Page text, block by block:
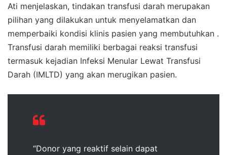
Ati menjelaskan, tindakan transfusi darah merupakan
pilihan yang dilakukan untuk menyelamatkan dan
memperbaiki kondisi klinis pasien yang membutuhkan .
Transfusi darah memiliki berbagai reaksi transfusi
termasuk kejadian Infeksi Menular Lewat Transfusi
Darah (IMLTD) yang akan merugikan pasien.
“Donor yang reaktif selain dapat